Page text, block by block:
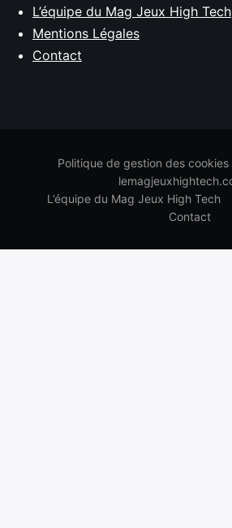
L’équipe du Mag Jeux High Tech
Mentions Légales
Contact
Politique de gestion des
L’équipe du Mag Jeux High Tech
Contact